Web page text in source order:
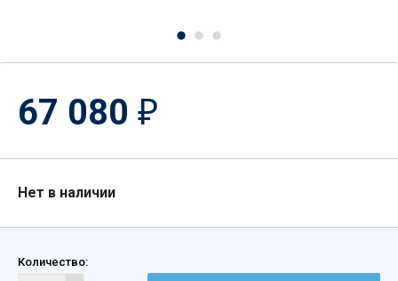
67 080 ₽
Нет в наличии
Количество: